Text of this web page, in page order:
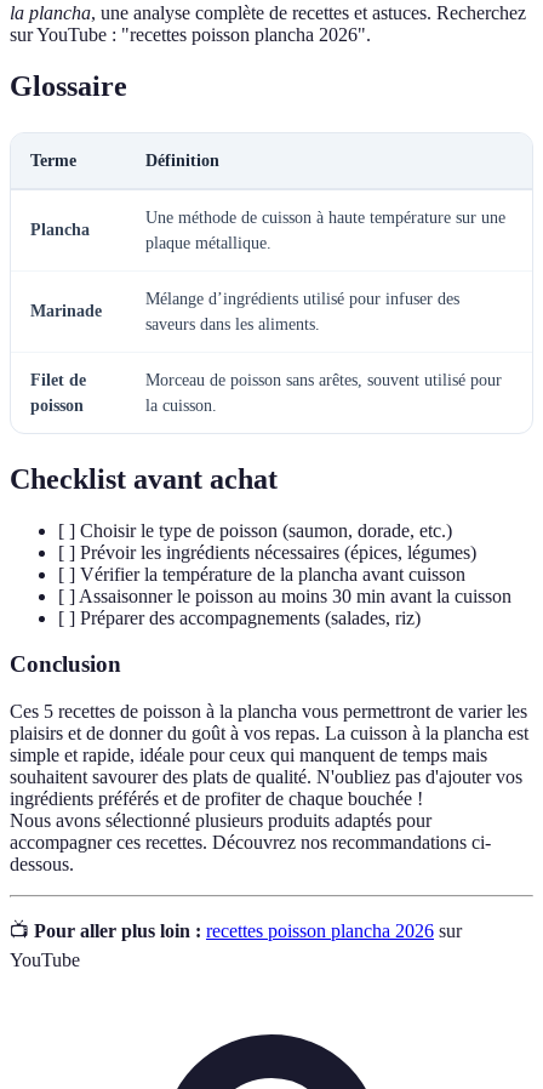
la plancha, une analyse complète de recettes et astuces. Recherchez
sur YouTube : "recettes poisson plancha 2026".
Glossaire
Terme Définition
Plancha
Une méthode de cuisson à haute température sur une
plaque métallique.
Marinade
Mélange d’ingrédients utilisé pour infuser des
saveurs dans les aliments.
Filet de
poisson
Morceau de poisson sans arêtes, souvent utilisé pour
la cuisson.
Checklist avant achat
[ ] Choisir le type de poisson (saumon, dorade, etc.)
[ ] Prévoir les ingrédients nécessaires (épices, légumes)
[ ] Vérifier la température de la plancha avant cuisson
[ ] Assaisonner le poisson au moins 30 min avant la cuisson
[ ] Préparer des accompagnements (salades, riz)
Conclusion
Ces 5 recettes de poisson à la plancha vous permettront de varier les
plaisirs et de donner du goût à vos repas. La cuisson à la plancha est
simple et rapide, idéale pour ceux qui manquent de temps mais
souhaitent savourer des plats de qualité. N'oubliez pas d'ajouter vos
ingrédients préférés et de profiter de chaque bouchée !
Nous avons sélectionné plusieurs produits adaptés pour
accompagner ces recettes. Découvrez nos recommandations ci-
dessous.
📺 Pour aller plus loin : recettes poisson plancha 2026 sur
YouTube